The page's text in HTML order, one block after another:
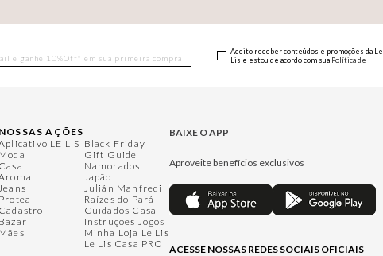
Aceito receber conteúdos e promoções da Le
Lis e estou de acordo com sua Política de
NOSSAS AÇÕES
LE LIS
Moda
Casa
Jeans
Protea
Cadastro
Bazar
Mães
Black Friday
Gift Guide
Namorados
Japão
Julián Manfredi
Raízes do Pará
Cuidados Casa
Instruções Jogos
Minha Loja Le Lis
Le Lis Casa PRO
BAIXE O APP
Aproveite benefícios exclusivos
ACESSE NOSSAS REDES SOCIAIS OFICIAIS